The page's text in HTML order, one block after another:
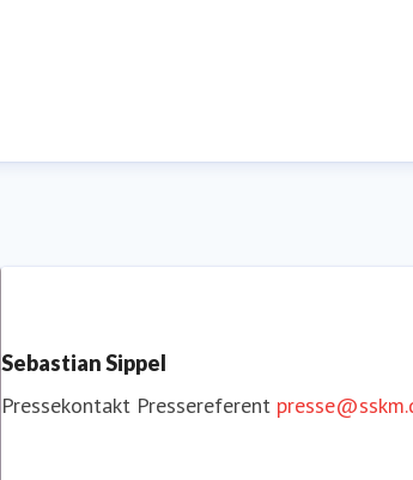
Sebastian Sippel
Pressekontakt Pressereferent